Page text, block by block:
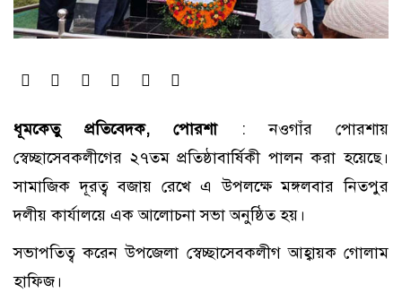
ধূমকেতু প্রতিবেদক, পোরশা: নওগাঁর পোরশায়
স্বেচ্ছাসেবকলীগের ২৭তম প্রতিষ্ঠাবার্ষিকী পালন করা হয়েছে।
সামাজিক দূরত্ব বজায় রেখে এ উপলক্ষে মঙ্গলবার নিতপুর
দলীয় কার্যালয়ে এক আলোচনা সভা অনুষ্ঠিত হয়।
সভাপতিত্ব করেন উপজেলা স্বেচ্ছাসেবকলীগ আহ্বায়ক গোলাম
হাফিজ।